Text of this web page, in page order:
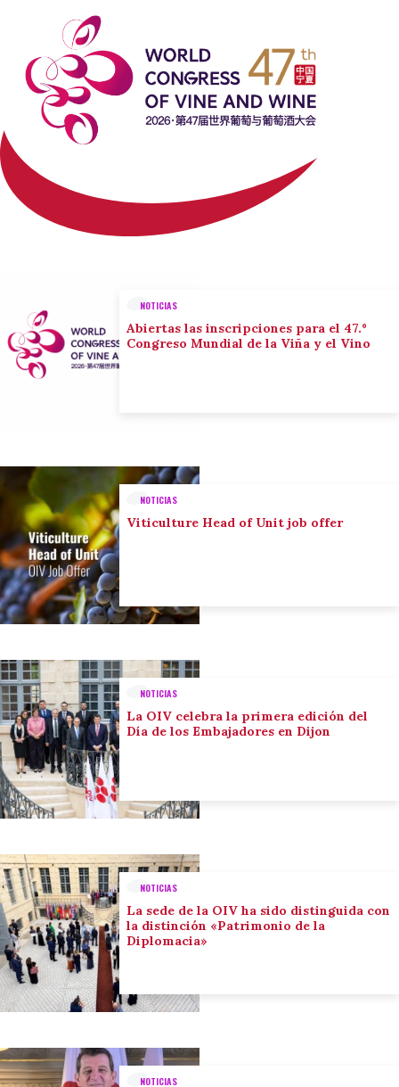
NOTICIAS
Abiertas las inscripciones para el 47.º
Congreso Mundial de la Viña y el Vino
NOTICIAS
Viticulture Head of Unit job offer
NOTICIAS
La OIV celebra la primera edición del
Día de los Embajadores en Dijon
NOTICIAS
La sede de la OIV ha sido distinguida con
la distinción «Patrimonio de la
Diplomacia»
NOTICIAS